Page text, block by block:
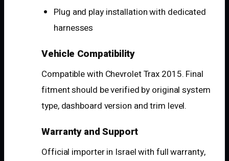
Plug and play installation with dedicated
harnesses
Vehicle Compatibility
Compatible with Chevrolet Trax 2015. Final
fitment should be verified by original system
type, dashboard version and trim level.
Warranty and Support
Official importer in Israel with full warranty,